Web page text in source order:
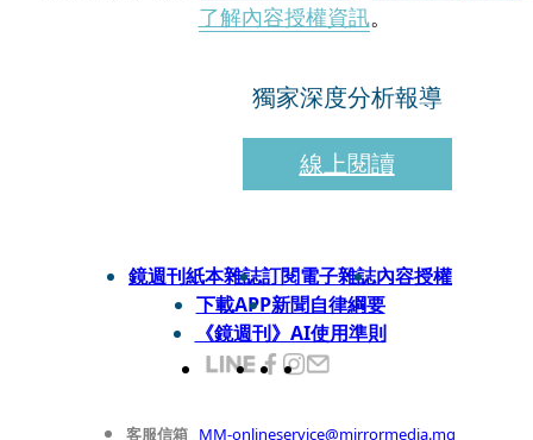
了解內容授權資訊。
獨家深度分析報導
線上閱讀
鏡週刊紙本雜誌訂閱電子雜誌內容授權
下載APP新聞自律綱要
《鏡週刊》AI使用準則
客服信箱 MM-onlineservice@mirrormedia.mg